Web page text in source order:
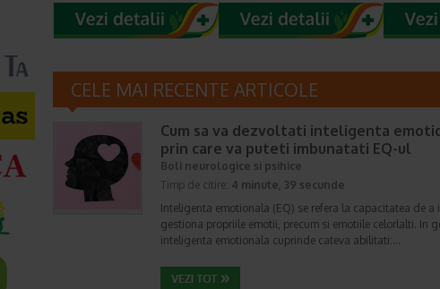
CELE MAI RECENTE ARTICOLE
Cum sa va dezvoltati inteligenta
prin care va puteti imbunatati EQ-ul
Boli neurologice si psihice
Timp de citire: 4 minute, 39 secunde
Inteligenta emotionala (EQ) se refera la capacitatea de a
gestiona propriile emotii, precum si emotiile celorlalti. In
inteligenta emotionala cuprinde cateva abilitati:…